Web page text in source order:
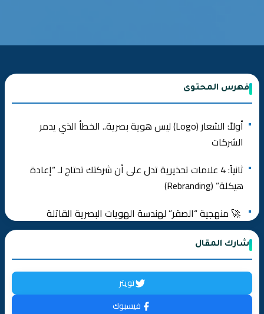
فهرس المحتوى
أولاً: الشعار (Logo) ليس هوية بصرية.. الخطأ الذي يدمر
الشركات
ثانياً: 4 علامات تحذيرية تدل على أن شركتك تحتاج لـ “إعادة
هيكلة” (Rebranding)
🚀 منهجية “الصقر” لهندسة الهويات البصرية القاتلة
ثالثاً: الاستثمار في التصميم (ROI).. هل هو رفاهية أم ضرورة؟
❓ أسئلة شائعة حول تصميم الهوية البصرية (Branding)
هل تبدو علامتك التجارية رخيصة؟ حان وقت التغيير
شارك المقال
تويتر
فيسبوك